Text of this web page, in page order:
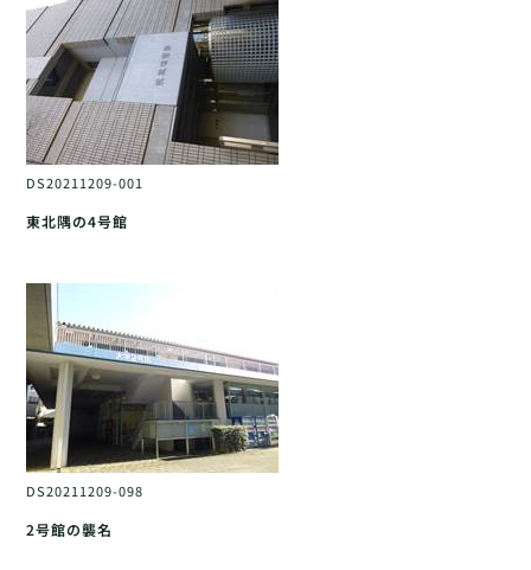
DS20211209-001
東北隅の4号館
DS20211209-098
2号館の襲名